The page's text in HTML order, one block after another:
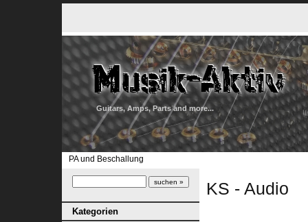
Guitars, Amps, Parts and more...
PA und Beschallung
Kategorien
KS - Audio